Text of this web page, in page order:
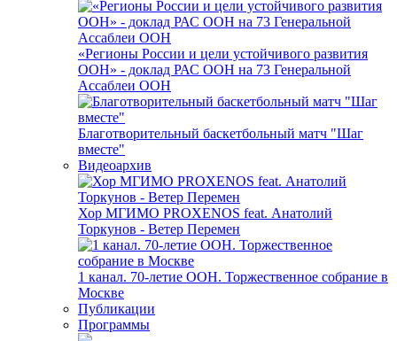
«Регионы России и цели устойчивого развития
ООН» - доклад РАС ООН на 73 Генеральной
Ассаблеи ООН
Благотворительный баскетбольный матч "Шаг
вместе"
Видеоархив
Хор МГИМО PROXENOS feat. Анатолий
Торкунов - Ветер Перемен
1 канал. 70-летие ООН. Торжественное собрание в
Москве
Публикации
Программы